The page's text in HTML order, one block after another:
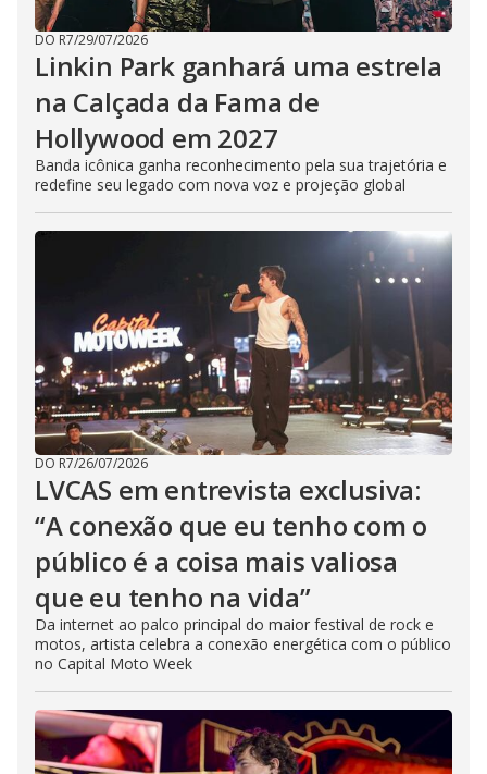
DO R7/29/07/2026
Linkin Park ganhará uma estrela
na Calçada da Fama de
Hollywood em 2027
Banda icônica ganha reconhecimento pela sua trajetória e
redefine seu legado com nova voz e projeção global
DO R7/26/07/2026
LVCAS em entrevista exclusiva:
“A conexão que eu tenho com o
público é a coisa mais valiosa
que eu tenho na vida”
Da internet ao palco principal do maior festival de rock e
motos, artista celebra a conexão energética com o público
no Capital Moto Week